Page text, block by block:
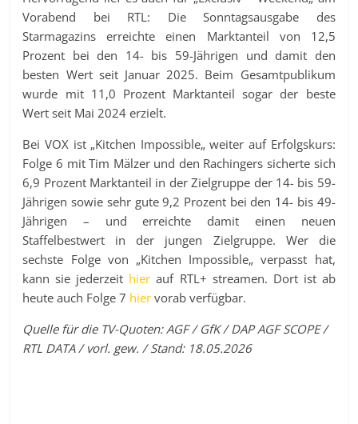
Vorabend bei RTL: Die Sonntagsausgabe des
Starmagazins erreichte einen Marktanteil von 12,5
Prozent bei den 14- bis 59-Jährigen und damit den
besten Wert seit Januar 2025. Beim Gesamtpublikum
wurde mit 11,0 Prozent Marktanteil sogar der beste
Wert seit Mai 2024 erzielt.
Bei VOX ist „Kitchen Impossible„weiter auf Erfolgskurs:
Folge 6 mit Tim Mälzer und den Rachingers sicherte sich
6,9 Prozent Marktanteil in der Zielgruppe der 14- bis 59-
Jährigen sowie sehr gute 9,2 Prozent bei den 14- bis 49-
Jährigen – und erreichte damit einen neuen
Staffelbestwert in der jungen Zielgruppe. Wer die
sechste Folge von „Kitchen Impossible„ verpasst hat,
kann sie jederzeit hier auf RTL+ streamen. Dort ist ab
heute auch Folge 7 hier vorab verfügbar.
Quelle für die TV-Quoten: AGF / GfK / DAP AGF SCOPE /
RTL DATA / vorl. gew. / Stand: 18.05.2026